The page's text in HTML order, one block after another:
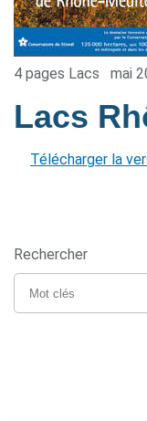
4 pages Lacs mai
Lacs
Télécharger la
Rechercher